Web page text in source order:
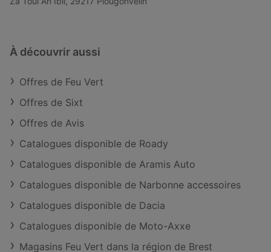
À découvrir aussi
Offres de Feu Vert
Offres de Sixt
Offres de Avis
Catalogues disponible de Roady
Catalogues disponible de Aramis Auto
Catalogues disponible de Narbonne accessoires
Catalogues disponible de Dacia
Catalogues disponible de Moto-Axxe
Magasins Feu Vert dans la région de Brest